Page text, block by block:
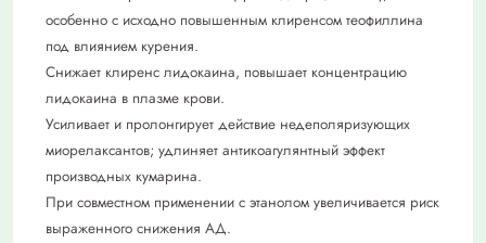
особенно с исходно повышенным клиренсом теофиллина
под влиянием курения.
Снижает клиренс лидокаина, повышает концентрацию
лидокаина в плазме крови.
Усиливает и пролонгирует действие недеполяризующих
миорелаксантов; удлиняет антикоагулянтный эффект
производных кумарина.
При совместном применении с этанолом увеличивается риск
выраженного снижения АД.